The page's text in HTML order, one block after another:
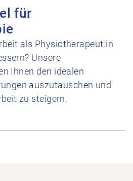
für
als Physiotherapeut:in
Unsere
Ihnen den idealen
auszutauschen und
zu steigern.